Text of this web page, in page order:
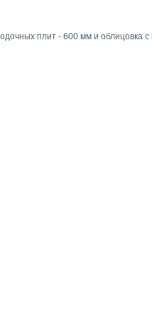
плит - 600 мм и облицовка